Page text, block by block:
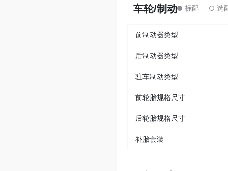
车轮/制动
前制动器类型
后制动器类型
驻车制动类型
前轮胎规格尺寸
后轮胎规格尺寸
补胎套装